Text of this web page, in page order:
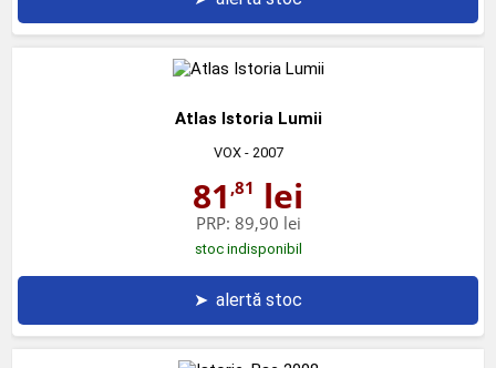
Atlas Istoria Lumii
VOX- 2007
81 ,81 lei
PRP: 89,90 lei
stoc indisponibil
➤ alertă stoc